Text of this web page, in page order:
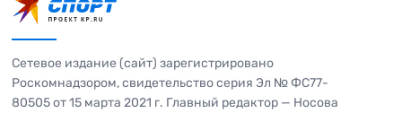
Сетевое издание (сайт) зарегистрировано
Роскомнадзором, свидетельство серия Эл № ФС77-
80505 от 15 марта 2021 г. Главный редактор — Носова